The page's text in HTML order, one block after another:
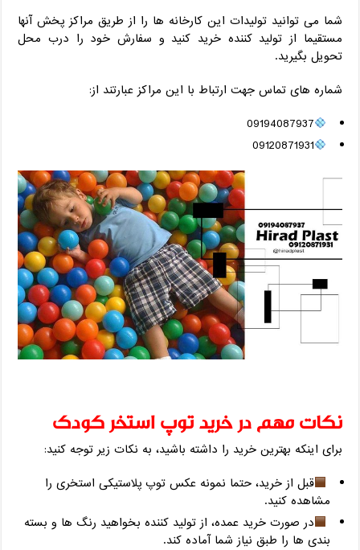
شما می توانید تولیدات این کارخانه ها را از طریق مراکز پخش آنها
مستقیما از تولید کننده خرید کنید و سفارش خود را درب محل
تحویل بگیرید.
شماره های تماس جهت ارتباط با این مراکز عبارتند از:
09194087937
09120871931
نکات مهم در خرید توپ استخر کودک
برای اینکه بهترین خرید را داشته باشید، به نکات زیر توجه کنید:
قبل از خرید، حتما نمونه عکس توپ پلاستیکی استخری را
مشاهده کنید.
در صورت خرید عمده، از تولید کننده بخواهید رنگ ‌ها و بسته
‌بندی ‌ها را طبق نیاز شما آماده کند.